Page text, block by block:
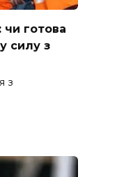
чи готова
силу з
з